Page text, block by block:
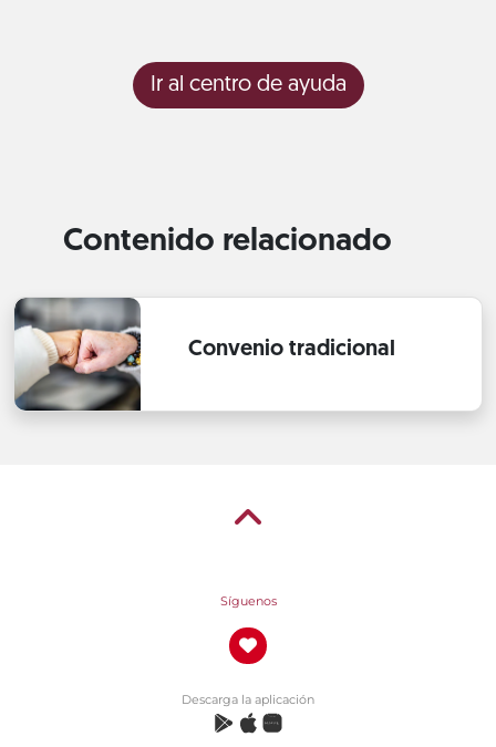
Ir al centro de ayuda
Contenido relacionado
Convenio tradicional
Síguenos
Descarga la aplicación